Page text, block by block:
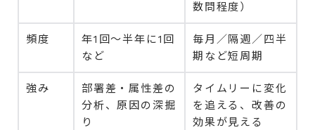
数問程度）
頻度
年1回〜半年に1回
など
毎月／隔週／四半
期など短周期
強み
部署差・属性差の
分析、原因の深掘
り
タイムリーに変化
を追える、改善の
効果が見える